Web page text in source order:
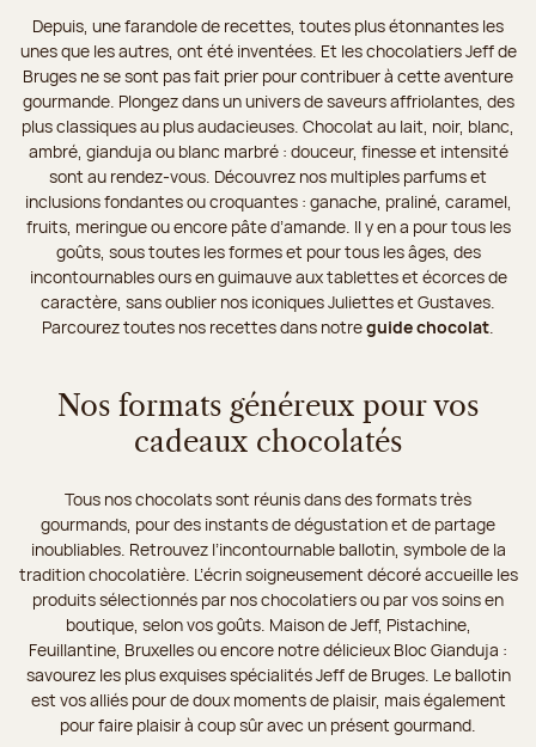
Depuis, une farandole de recettes, toutes plus étonnantes les
unes que les autres, ont été inventées. Et les chocolatiers Jeff de
Bruges ne se sont pas fait prier pour contribuer à cette aventure
gourmande. Plongez dans un univers de saveurs affriolantes, des
plus classiques au plus audacieuses. Chocolat au lait, noir, blanc,
ambré, gianduja ou blanc marbré : douceur, finesse et intensité
sont au rendez-vous. Découvrez nos multiples parfums et
inclusions fondantes ou croquantes : ganache, praliné, caramel,
fruits, meringue ou encore pâte d’amande. Il y en a pour tous les
goûts, sous toutes les formes et pour tous les âges, des
incontournables ours en guimauve aux tablettes et écorces de
caractère, sans oublier nos iconiques Juliettes et Gustaves.
Parcourez toutes nos recettes dans notreguide chocolat
Nos formats généreux pour vos
cadeaux chocolatés
Tous nos chocolats sont réunis dans des formats très
gourmands, pour des instants de dégustation et de partage
inoubliables. Retrouvez l’incontournable ballotin, symbole de la
tradition chocolatière. L’écrin soigneusement décoré accueille les
produits sélectionnés par nos chocolatiers ou par vos soins en
boutique, selon vos goûts. Maison de Jeff, Pistachine,
Feuillantine, Bruxelles ou encore notre délicieux Bloc Gianduja :
savourez les plus exquises spécialités Jeff de Bruges. Le ballotin
est vos alliés pour de doux moments de plaisir, mais également
pour faire plaisir à coup sûr avec un présent gourmand.